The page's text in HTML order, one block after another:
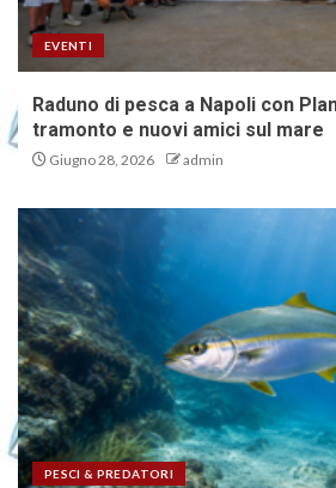
EVENTI
Raduno di pesca a Napoli con
tramonto e nuovi amici sul mare
Giugno 28, 2026 admin
PESCI & PREDATORI